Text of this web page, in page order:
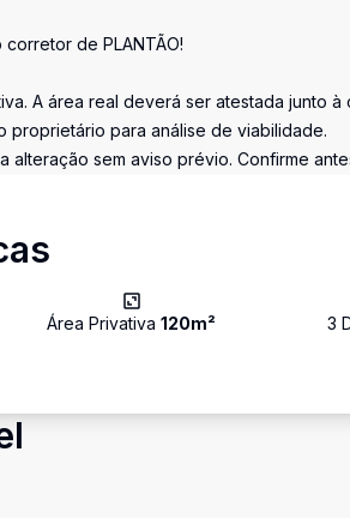
de PLANTÃO!
A área real deverá ser atestada junto
proprietário para análise de viabilidade.
alteração sem aviso prévio. Confirme
Área Privativa120m² 3